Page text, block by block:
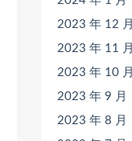
2023 年 12 月
2023 年 11 月
2023 年 10 月
2023 年 9 月
2023 年 8 月